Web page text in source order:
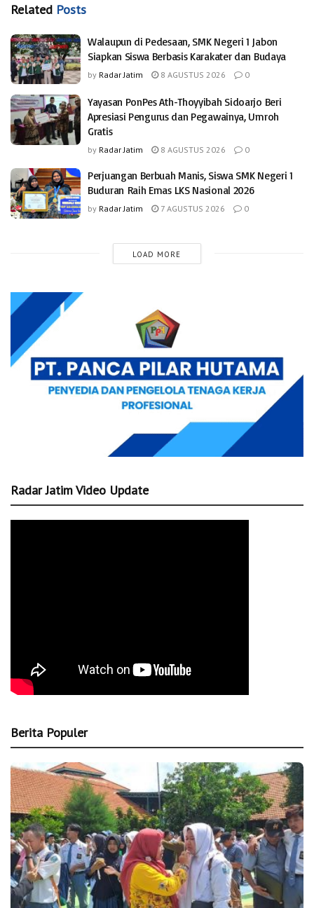
Related Posts
Walaupun di Pedesaan, SMK Negeri 1 Jabon
Siapkan Siswa Berbasis Karakater dan Budaya
by Radar Jatim 8 AGUSTUS 2026 0
Yayasan PonPes Ath-Thoyyibah Sidoarjo Beri
Apresiasi Pengurus dan Pegawainya, Umroh
Gratis
by Radar Jatim 8 AGUSTUS 2026 0
Perjuangan Berbuah Manis, Siswa SMK Negeri 1
Buduran Raih Emas LKS Nasional 2026
by Radar Jatim 7 AGUSTUS 2026 0
LOAD MORE
Radar Jatim Video Update
Berita Populer